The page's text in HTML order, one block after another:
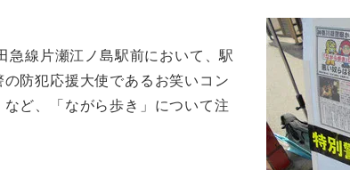
線片瀬江ノ島駅前において、駅
防犯応援大使であるお笑いコン
ど、「ながら歩き」について注